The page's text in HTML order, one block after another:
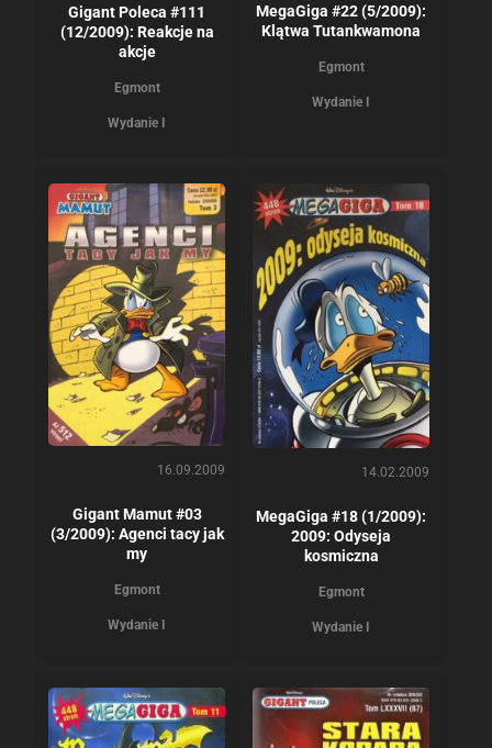
Gigant Poleca #111
(12/2009): Reakcje na
akcje
Egmont
Wydanie I
MegaGiga #22 (5/2009):
Klątwa Tutankwamona
Egmont
Wydanie I
16.09.2009
Gigant Mamut #03
(3/2009): Agenci tacy jak
my
Egmont
Wydanie I
14.02.2009
MegaGiga #18 (1/2009):
2009: Odyseja
kosmiczna
Egmont
Wydanie I